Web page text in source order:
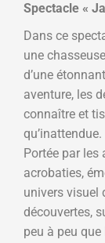
Spectacle «
Dans ce
une
d’une
aventure, les
connaître et
qu’inattendue.
Portée par
acrobaties,
univers visuel
découvertes,
peu à peu que